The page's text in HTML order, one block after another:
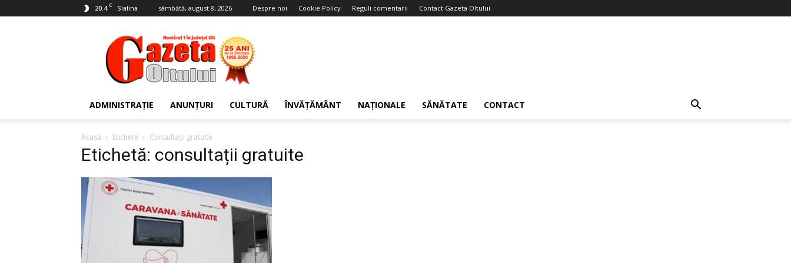
20.4 C Slatina sâmbătă, august 8, 2026 Despre noi Cookie Policy Reguli comentarii Contact Gazeta Oltului
Gazeta
Oltului
ADMINISTRAȚIE ANUNȚURI CULTURĂ ÎNVĂȚĂMÂNT NAȚIONALE SĂNĂTATE CONTACT
Acasă Etichete Consultații gratuite
Etichetă: consultații gratuite